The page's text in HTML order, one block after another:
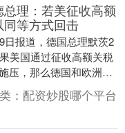
理：若美征收高额
等方式回击
日报道，德国总理默茨2
美国通过征收高额关税
压，那么德国和欧洲也
回击。 德国总理默茨：
： 配资炒股哪个平台